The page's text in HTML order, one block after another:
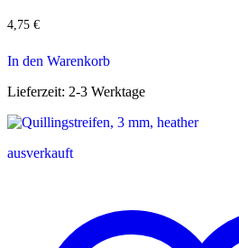
4,75 €
In den Warenkorb
Lieferzeit: 2-3 Werktage
ausverkauft